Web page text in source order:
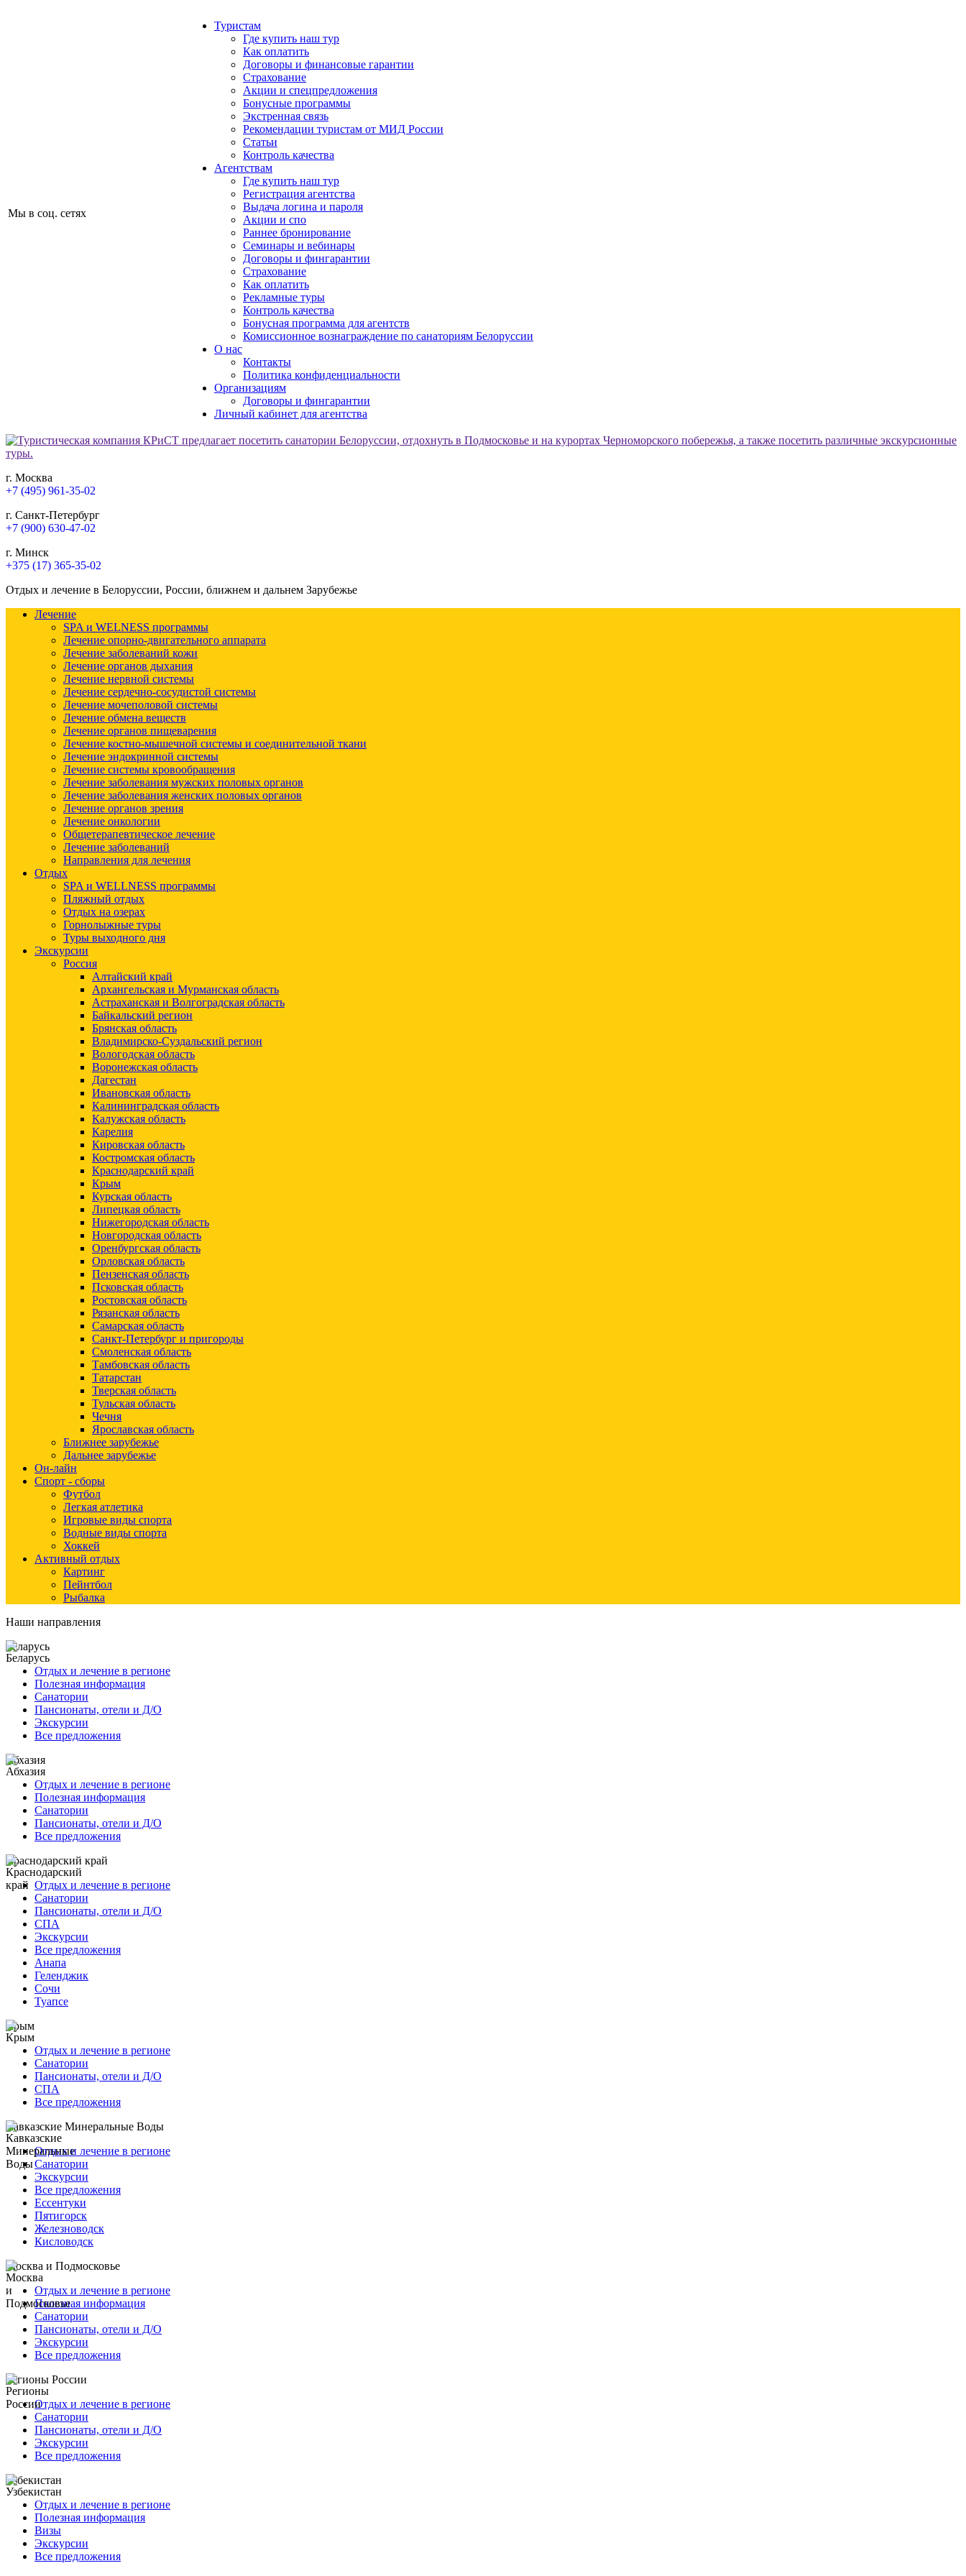
Мы в соц. сетях
Туристам
Где купить наш тур
Как оплатить
Договоры и финансовые гарантии
Страхование
Акции и спецпредложения
Бонусные программы
Экстренная связь
Рекомендации туристам от МИД России
Статьи
Контроль качества
Агентствам
Где купить наш тур
Регистрация агентства
Выдача логина и пароля
Акции и спо
Раннее бронирование
Семинары и вебинары
Договоры и фингарантии
Страхование
Как оплатить
Рекламные туры
Контроль качества
Бонусная программа для агентств
Комиссионное вознаграждение по санаториям Белоруссии
О нас
Контакты
Политика конфиденциальности
Организациям
Договоры и фингарантии
Личный кабинет для агентства
г. Москва
+7 (495) 961-35-02
г. Санкт-Петербург
+7 (900) 630-47-02
г. Минск
+375 (17) 365-35-02
Отдых и лечение в Белоруссии, России, ближнем и дальнем Зарубежье
Лечение
SPA и WELNESS программы
Лечение опорно-двигательного аппарата
Лечение заболеваний кожи
Лечение органов дыхания
Лечение нервной системы
Лечение сердечно-сосудистой системы
Лечение мочеполовой системы
Лечение обмена веществ
Лечение органов пищеварения
Лечение костно-мышечной системы и соединительной ткани
Лечение эндокринной системы
Лечение системы кровообращения
Лечение заболевания мужских половых органов
Лечение заболевания женских половых органов
Лечение органов зрения
Лечение онкологии
Общетерапевтическое лечение
Лечение заболеваний
Направления для лечения
Отдых
SPA и WELLNESS программы
Пляжный отдых
Отдых на озерах
Горнолыжные туры
Туры выходного дня
Экскурсии
Россия
Алтайский край
Архангельская и Мурманская область
Астраханская и Волгоградская область
Байкальский регион
Брянская область
Владимирско-Суздальский регион
Вологодская область
Воронежская область
Дагестан
Ивановская область
Калининградская область
Калужская область
Карелия
Кировская область
Костромская область
Краснодарский край
Крым
Курская область
Липецкая область
Нижегородская область
Новгородская область
Оренбургская область
Орловская область
Пензенская область
Псковская область
Ростовская область
Рязанская область
Самарская область
Санкт-Петербург и пригороды
Смоленская область
Тамбовская область
Татарстан
Тверская область
Тульская область
Чечня
Ярославская область
Ближнее зарубежье
Дальнее зарубежье
Он-лайн
Спорт - сборы
Футбол
Легкая атлетика
Игровые виды спорта
Водные виды спорта
Хоккей
Активный отдых
Картинг
Пейнтбол
Рыбалка
Наши направления
Беларусь
Отдых и лечение в регионе
Полезная информация
Санатории
Пансионаты, отели и Д/О
Экскурсии
Все предложения
Абхазия
Отдых и лечение в регионе
Полезная информация
Санатории
Пансионаты, отели и Д/О
Все предложения
Краснодарский край
Отдых и лечение в регионе
Санатории
Пансионаты, отели и Д/О
СПА
Экскурсии
Все предложения
Анапа
Геленджик
Сочи
Туапсе
Крым
Отдых и лечение в регионе
Санатории
Пансионаты, отели и Д/О
СПА
Все предложения
Кавказские Минеральные Воды
Отдых и лечение в регионе
Санатории
Экскурсии
Все предложения
Ессентуки
Пятигорск
Железноводск
Кисловодск
Москва и Подмосковье
Отдых и лечение в регионе
Полезная информация
Санатории
Пансионаты, отели и Д/О
Экскурсии
Все предложения
Регионы России
Отдых и лечение в регионе
Санатории
Пансионаты, отели и Д/О
Экскурсии
Все предложения
Узбекистан
Отдых и лечение в регионе
Полезная информация
Визы
Экскурсии
Все предложения